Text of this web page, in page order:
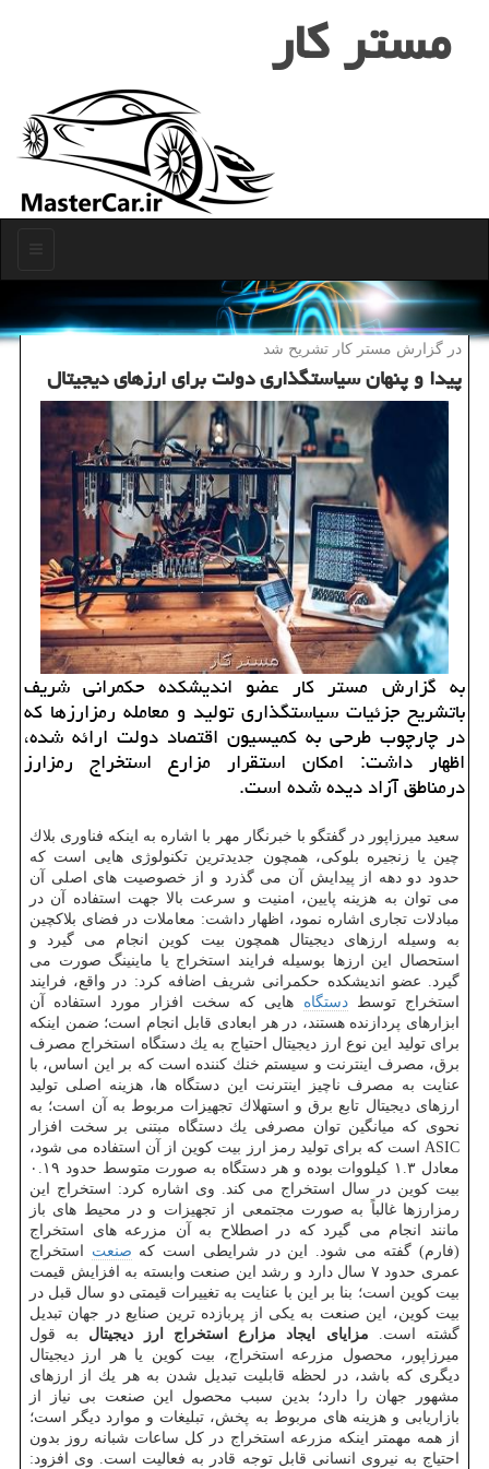
مستر كار
در گزارش مستر كار تشریح شد
پیدا و پنهان سیاستگذاری دولت برای ارزهای دیجیتال
به گزارش مستر كار عضو اندیشكده حكمرانی شریف
باتشریح جزئیات سیاستگذاری تولید و معامله رمزارزها كه
در چارچوب طرحی به كمیسیون اقتصاد دولت ارائه شده،
اظهار داشت: امكان استقرار مزارع استخراج رمزارز
درمناطق آزاد دیده شده است.
سعید میرزاپور در گفتگو با خبرنگار مهر با اشاره به اینكه فناوری بلاك
چین یا زنجیره بلوكی، همچون جدیدترین تكنولوژی هایی است كه
حدود دو دهه از پیدایش آن می گذرد و از خصوصیت های اصلی آن
می توان به هزینه پایین، امنیت و سرعت بالا جهت استفاده آن در
مبادلات تجاری اشاره نمود، اظهار داشت: معاملات در فضای بلاكچین
به وسیله ارزهای دیجیتال همچون بیت كوین انجام می گیرد و
استحصال این ارزها بوسیله فرایند استخراج یا ماینینگ صورت می
گیرد. عضو اندیشكده حكمرانی شریف اضافه كرد: در واقع، فرایند
استخراج توسطدستگاه هایی كه سخت افزار مورد استفاده آن
ابزارهای پردازنده هستند، در هر ابعادی قابل انجام است؛ ضمن اینكه
برای تولید این نوع ارز دیجیتال احتیاج به یك دستگاه استخراج مصرف
برق، مصرف اینترنت و سیستم خنك كننده است كه بر این اساس، با
عنایت به مصرف ناچیز اینترنت این دستگاه ها، هزینه اصلی تولید
ارزهای دیجیتال تابع برق و استهلاك تجهیزات مربوط به آن است؛ به
نحوی كه میانگین توان مصرفی یك دستگاه مبتنی بر سخت افزار
ASIC است كه برای تولید رمز ارز بیت كوین از آن استفاده می شود،
معادل ۱.۳ كیلووات بوده و هر دستگاه به صورت متوسط حدود ۰.۱۹
بیت كوین در سال استخراج می كند. وی اشاره كرد: استخراج این
رمزارزها غالباً به صورت مجتمعی از تجهیزات و در محیط های باز
مانند انجام می گیرد كه در اصطلاح به آن مزرعه های استخراج
(فارم) گفته می شود. این در شرایطی است كه صنعت استخراج
عمری حدود ۷ سال دارد و رشد این صنعت وابسته به افزایش قیمت
بیت كوین است؛ بنا بر این با عنایت به تغییرات قیمتی دو سال قبل در
بیت كوین، این صنعت به یكی از پربازده ترین صنایع در جهان تبدیل
گشته است. مزایای ایجاد مزارع استخراج ارز دیجیتال به قول
میرزاپور، محصول مزرعه استخراج، بیت كوین یا هر ارز دیجیتال
دیگری كه باشد، در لحظه قابلیت تبدیل شدن به هر یك از ارزهای
مشهور جهان را دارد؛ بدین سبب محصول این صنعت بی نیاز از
بازاریابی و هزینه های مربوط به پخش، تبلیغات و موارد دیگر است؛
از همه مهمتر اینكه مزرعه استخراج در كل ساعات شبانه روز بدون
احتیاج به نیروی انسانی قابل توجه قادر به فعالیت است. وی افزود: